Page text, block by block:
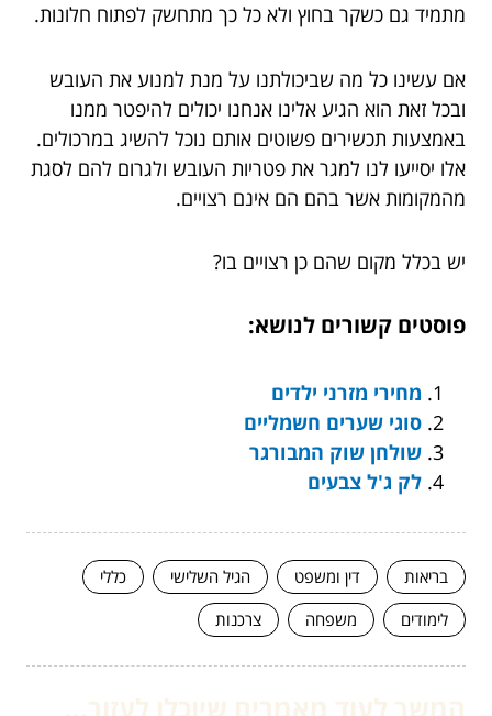
מתמיד גם כשקר בחוץ ולא כל כך מתחשק לפתוח חלונות.
אם עשינו כל מה שביכולתנו על מנת למנוע את העובש
ובכל זאת הוא הגיע אלינו אנחנו יכולים להיפטר ממנו
באמצעות תכשירים פשוטים אותם נוכל להשיג במרכולים.
אלו יסייעו לנו למגר את פטריות העובש ולגרום להם לסגת
מהמקומות אשר בהם הם אינם רצויים.
יש בכלל מקום שהם כן רצויים בו?
פוסטים קשורים לנושא:
מחירי מזרני ילדים
סוגי שערים חשמליים
שולחן שוק המבורגר
לק ג'ל צבעים
בריאות דין ומשפט הגיל השלישי
כללי
לימודים
משפחה צרכנות